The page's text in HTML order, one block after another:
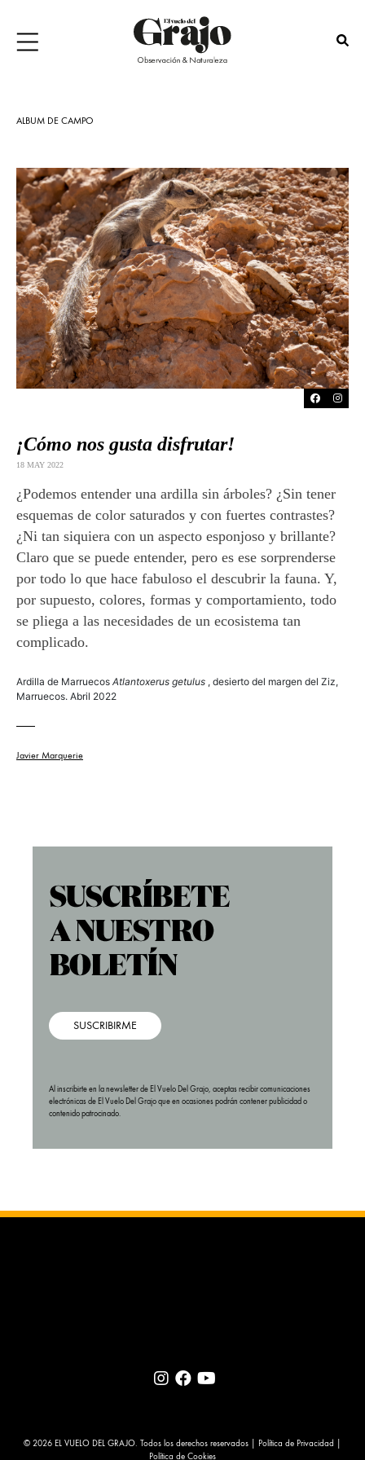
ALBUM DE CAMPO
¡Cómo nos gusta disfrutar!
18 MAY 2022
¿Podemos entender una ardilla sin árboles? ¿Sin tener
esquemas de color saturados y con fuertes contrastes?
¿Ni tan siquiera con un aspecto esponjoso y brillante?
Claro que se puede entender, pero es ese sorprenderse
por todo lo que hace fabuloso el descubrir la fauna. Y,
por supuesto, colores, formas y comportamiento, todo
se pliega a las necesidades de un ecosistema tan
complicado.
Ardilla de Marruecos Atlantoxerus getulus , desierto del margen del Ziz,
Marruecos. Abril 2022
Javier Marquerie
SUSCRIBIRME
Al inscribirte en la newsletter de El Vuelo Del Grajo, aceptas recibir comunicaciones
electrónicas de El Vuelo Del Grajo que en ocasiones podrán contener publicidad o
contenido patrocinado.
© 2026 EL VUELO DEL GRAJO. Todos los derechos reservados | Política de Privacidad
Política de Cookies